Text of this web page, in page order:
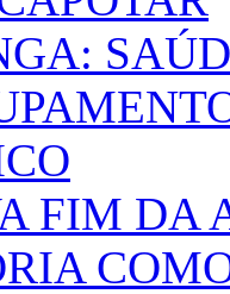
FIM DA